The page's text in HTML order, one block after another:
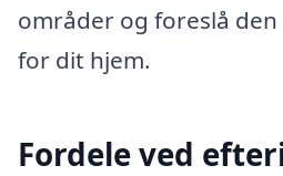
områder og foreslå
for dit hjem.
Fordele ved